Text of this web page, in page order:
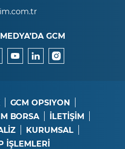
GCM
GCM OPSIYON
BORSA
İLETİŞİM
KURUMSAL
İŞLEMLERİ